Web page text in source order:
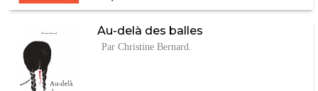
Au-delà des balles
Par Christine Bernard.